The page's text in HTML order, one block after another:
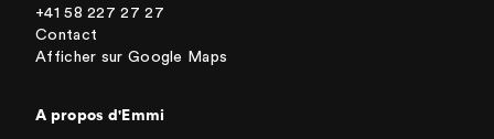
+41 58 227 27 27
Contact
Afficher sur Google Maps
A propos d'Emmi